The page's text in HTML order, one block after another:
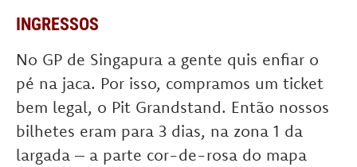
INGRESSOS
No GP de Singapura a gente quis enfiar o
pé na jaca. Por isso, compramos um ticket
bem legal, o Pit Grandstand. Então nossos
bilhetes eram para 3 dias, na zona 1 da
largada – a parte cor-de-rosa do mapa